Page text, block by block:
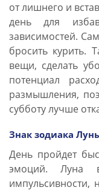
от лишнего и
день для
зависимостей.
бросить курить.
вещи, сделать
потенциал
размышления,
субботу лучше
Знак зодиака
День пройдет
эмоций. Луна
импульсивности,